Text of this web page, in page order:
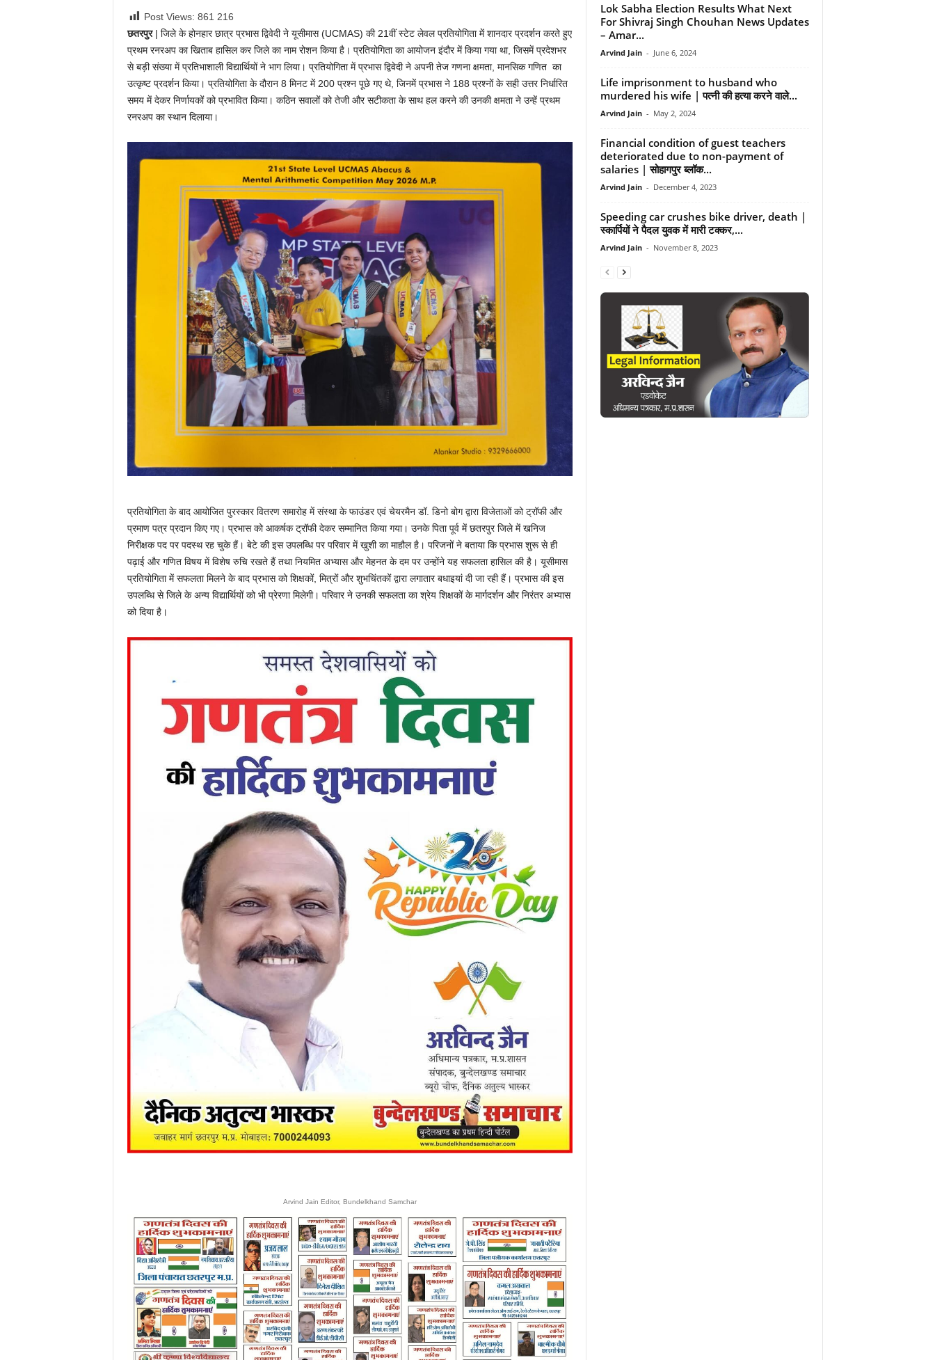
Post Views: 861 216
छतरपुर | जिले के होनहार छात्र प्रभास द्विवेदी ने यूसीमास (UCMAS) की 21वीं स्टेट लेवल प्रतियोगिता में शानदार प्रदर्शन करते हुए
प्रथम रनरअप का खिताब हासिल कर जिले का नाम रोशन किया है। प्रतियोगिता का आयोजन इंदौर में किया गया था, जिसमें प्रदेशभर
से बड़ी संख्या में प्रतिभाशाली विद्यार्थियों ने भाग लिया। प्रतियोगिता में प्रभास द्विवेदी ने अपनी तेज गणना क्षमता, मानसिक गणित का
उत्कृष्ट प्रदर्शन किया। प्रतियोगिता के दौरान 8 मिनट में 200 प्रश्न पूछे गए थे, जिनमें प्रभास ने 188 प्रश्नों के सही उत्तर निर्धारित
समय में देकर निर्णायकों को प्रभावित किया। कठिन सवालों को तेजी और सटीकता के साथ हल करने की उनकी क्षमता ने उन्हें प्रथम
रनरअप का स्थान दिलाया।
प्रतियोगिता के बाद आयोजित पुरस्कार वितरण समारोह में संस्था के फाउंडर एवं चेयरमैन डॉ. डिनो बोग द्वारा विजेताओं को ट्रॉफी और
प्रमाण पत्र प्रदान किए गए। प्रभास को आकर्षक ट्रॉफी देकर सम्मानित किया गया। उनके पिता पूर्व में छतरपुर जिले में खनिज
निरीक्षक पद पर पदस्थ रह चुके हैं। बेटे की इस उपलब्धि पर परिवार में खुशी का माहौल है। परिजनों ने बताया कि प्रभास शुरू से ही
पढ़ाई और गणित विषय में विशेष रुचि रखते हैं तथा नियमित अभ्यास और मेहनत के दम पर उन्होंने यह सफलता हासिल की है। यूसीमास
प्रतियोगिता में सफलता मिलने के बाद प्रभास को शिक्षकों, मित्रों और शुभचिंतकों द्वारा लगातार बधाइयां दी जा रही हैं। प्रभास की इस
उपलब्धि से जिले के अन्य विद्यार्थियों को भी प्रेरणा मिलेगी। परिवार ने उनकी सफलता का श्रेय शिक्षकों के मार्गदर्शन और निरंतर अभ्यास
को दिया है।
Arvind Jain Editor, Bundelkhand Samchar
Lok Sabha Election Results What Next
For Shivraj Singh Chouhan News Updates
– Amar...
Arvind Jain - June 6, 2024
Life imprisonment to husband who
murdered his wife | पत्नी की हत्या करने वाले...
Arvind Jain - May 2, 2024
Financial condition of guest teachers
deteriorated due to non-payment of
salaries | सोहागपुर ब्लॉक...
Arvind Jain - December 4, 2023
Speeding car crushes bike driver, death |
स्कार्पियों ने पैदल युवक में मारी टक्कर,...
Arvind Jain - November 8, 2023